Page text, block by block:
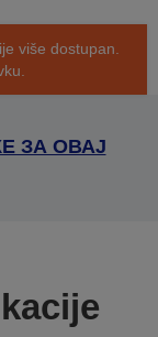
više dostupan.
ЗА ОВАЈ